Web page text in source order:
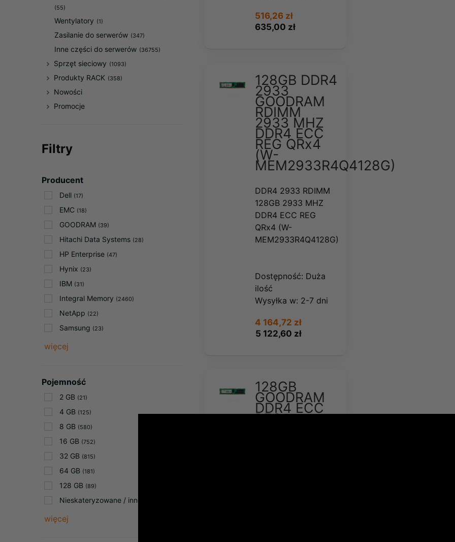
(55)
Wentylatory (1)
Zasilanie do serwerów (347)
Inne części do serwerów (36755)
Sprzęt sieciowy (1093)
Produkty RACK (358)
Nowości
Promocje
Filtry
Producent
Dell (17)
EMC (18)
GOODRAM (39)
Hitachi Data Systems (28)
HP Enterprise (47)
Hynix (23)
IBM (31)
Integral Memory (2460)
NetApp (22)
Samsung (23)
więcej
Pojemność
2 GB (21)
4 GB (125)
8 GB (580)
16 GB (752)
32 GB (815)
64 GB (181)
128 GB (89)
Nieskateryzowane / inne
więcej
635,00 zł
516,26 zł
128GB DDR4
2933
GOODRAM
RDIMM
2933 MHZ
DDR4 ECC
REG QRx4
(W-
MEM2933R4Q4128G)
DDR4 2933 RDIMM
128GB 2933 MHZ
DDR4 ECC REG
QRx4 (W-
MEM2933R4Q4128G)
Dostępność: Duża
ilość
Wysyłka w: 2-7 dni
5 122,60 zł
4 164,72 zł
128GB
GOODRAM
DDR4 ECC
REG